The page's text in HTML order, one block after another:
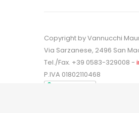
Copyright by Vannucchi
Via Sarzanese, 2496 San
Tel./Fax. +39 0583-329008 -
P.IVA 01802110468